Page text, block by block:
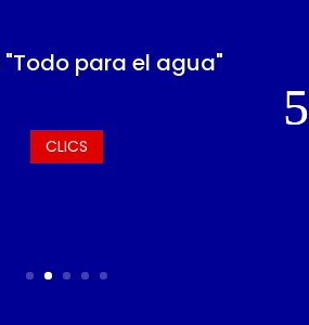
"Todo para el agua"
CLICS